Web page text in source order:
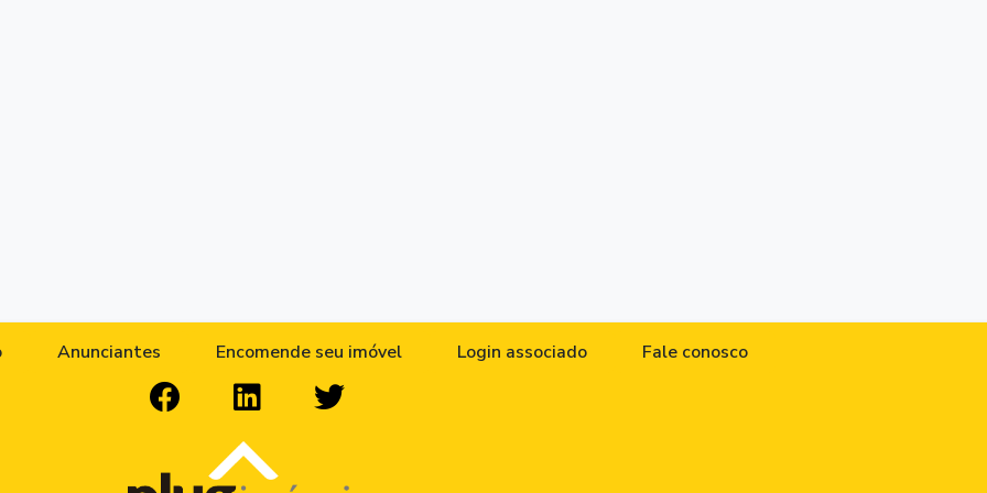
Anunciantes Encomende seu imóvel Login associado Fale conosco